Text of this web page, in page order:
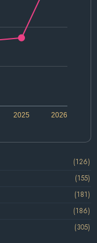
2026
2025
(126)
(155)
(181)
(186)
(305)